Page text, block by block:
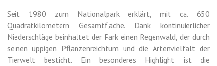
Seit 1980 zum Nationalpark erklärt, mit ca. 650
Quadratkilometern Gesamtfläche. Dank kontinuierlicher
Niederschläge beinhaltet der Park einen Regenwald, der durch
seinen üppigen Pflanzenreichtum und die Artenvielfalt der
Tierwelt besticht. Ein besonderes Highlight ist die